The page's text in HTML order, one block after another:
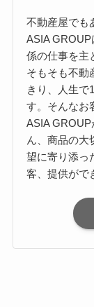
不動産屋でも
ASIA
係の仕事を主
そもそも不動
きり、人生で
す。そんなお
ASIA
ん、商品の大
望に寄り添っ
客、提供がで